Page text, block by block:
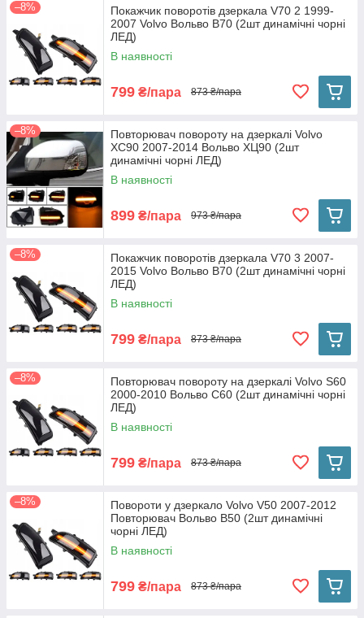
–8%
Покажчик поворотів дзеркала V70 2 1999-
2007 Volvo Вольво В70 (2шт динамічні чорні
ЛЕД)
В наявності
799 ₴/пара 873 ₴/пара
–8%
Повторювач повороту на дзеркалі Volvo
XC90 2007-2014 Вольво ХЦ90 (2шт
динамічні чорні ЛЕД)
В наявності
899 ₴/пара 973 ₴/пара
–8%
Покажчик поворотів дзеркала V70 3 2007-
2015 Volvo Вольво В70 (2шт динамічні чорні
ЛЕД)
В наявності
799 ₴/пара 873 ₴/пара
–8%
Повторювач повороту на дзеркалі Volvo S60
2000-2010 Вольво С60 (2шт динамічні чорні
ЛЕД)
В наявності
799 ₴/пара 873 ₴/пара
–8%
Повороти у дзеркало Volvo V50 2007-2012
Повторювач Вольво В50 (2шт динамічні
чорні ЛЕД)
В наявності
799 ₴/пара 873 ₴/пара